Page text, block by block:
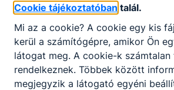
Balogh Zoltán
rendszergazda
Cookie tájékoztatóban talál.
Mi az a cookie? A cookie egy kis
kerül a számítógépre, amikor Ön
látogat meg. A cookie-k számtalan
rendelkeznek. Többek között
megjegyzik a látogató egyéni